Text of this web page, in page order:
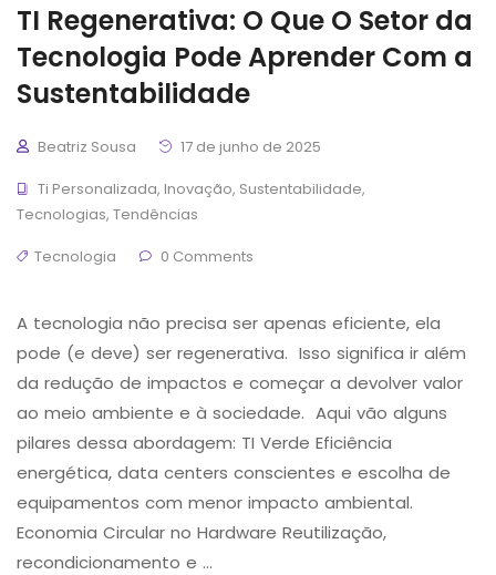
TI Regenerativa: O Que O Setor da
Tecnologia Pode Aprender Com a
Sustentabilidade
Beatriz Sousa
17 de junho de 2025
Ti Personalizada, Inovação, Sustentabilidade,
Tecnologias, Tendências
Tecnologia
0 Comments
A tecnologia não precisa ser apenas eficiente, ela
pode (e deve) ser regenerativa. Isso significa ir além
da redução de impactos e começar a devolver valor
ao meio ambiente e à sociedade. Aqui vão alguns
pilares dessa abordagem: TI Verde Eficiência
energética, data centers conscientes e escolha de
equipamentos com menor impacto ambiental.
Economia Circular no Hardware Reutilização,
recondicionamento e …